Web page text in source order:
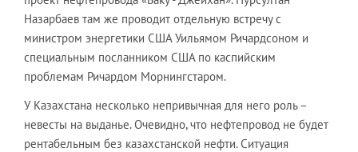
Назарбаев там же проводит отдельную встречу с
министром энергетики США Уильямом Ричардсоном и
специальным посланником США по каспийским
проблемам Ричардом Морнингстаром.
У Казахстана несколько непривычная для него роль –
невесты на выданье. Очевидно, что нефтепровод не будет
рентабельным без казахстанской нефти. Ситуация